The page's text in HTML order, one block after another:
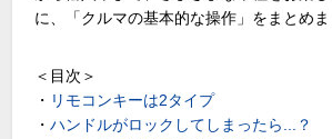
に、「クルマの基本的な操作」をまとめま
＜目次＞
・ リモコンキーは2タイプ
・ハンドルがロックしてしまったら...？